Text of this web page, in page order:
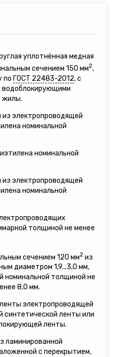
уплотнённая медная
сечением 150 мм2,
по ГОСТ 22483-2012, с
водоблокирующими
жилы.
из электропроводящей
номинальной
номинальной
электропроводящей
номинальной
толщиной не менее
сечением 120 мм2 из
диаметром 1,9...3,0 мм,
номинальной толщиной не
8,0 мм.
электропроводящей
синтетической ленты или
ленты.
ламинированной
с перекрытием,